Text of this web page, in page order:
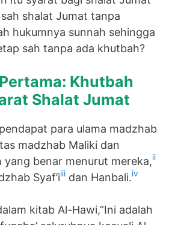
shalat Jumat tanpa
hukumnya sunnah sehingga
sah tanpa ada khutbah?
Khutbah
Shalat Jumat
para ulama madzhab
madzhab Maliki dan
yang benar menurut mereka,ii
Syaf’iiii dan Hanbali.iv
kitab Al-Hawi,”Ini adalah